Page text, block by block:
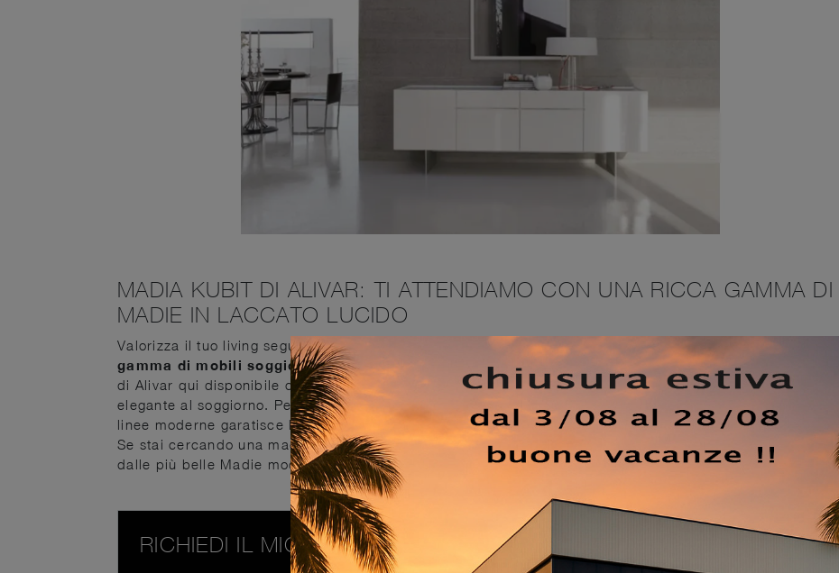
MADIA KUBIT DI ALIVAR: TI ATTENDIAMO CON UNA RICCA GAMMA DI
MADIE IN LACCATO LUCIDO
Valorizza il tuo living seguendo le tue problematiche abitative: scopri nel nostro punto vendita
gamma di mobili soggiorno, anche in laccato lucido come il modello mostrato in foto. La Madia Kubit
di Alivar qui disponibile con finitura in laccato lucido è il miglior acquisto, in quanto conferisce un tocco
elegante al soggiorno. Per gli amanti nel campo dell'arredo questo modello di mobile soggiorno dalle
linee moderne garatisce la qualità del noto e conosciuto brand: contattaci per informazioni e preventivi.
Se stai cercando una madia robusta, piacevole e raffinata per ottimizzare il tuo living, lasciati stuzzicare
dalle più belle Madie moderne dei migliori brand di Arredamento Casa.
RICHIEDI IL MIGLIOR PREZZO